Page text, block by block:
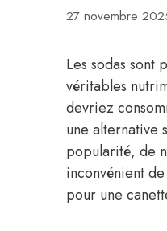
27 novembre
Les sodas sont
véritables
devriez
une alternative
popularité, de
inconvénient
pour une